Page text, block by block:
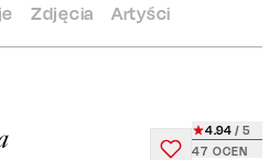
JEJ WYSOKOŚĆ OPERETKA
47 OCEN
4.94 / 5
Zdjęcia Artyści